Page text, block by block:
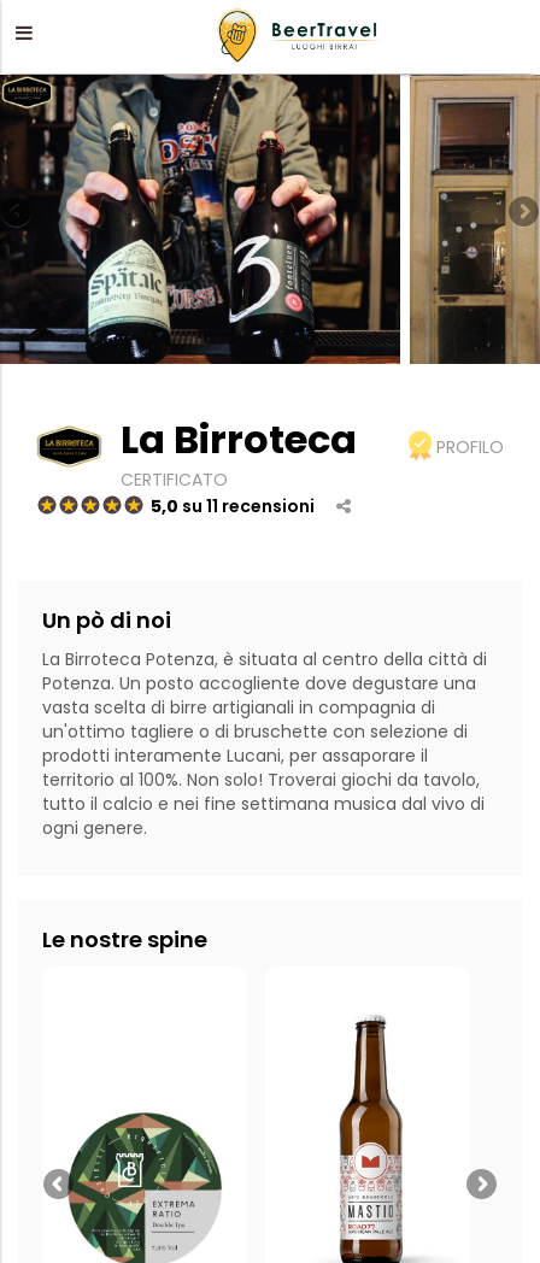
La Birroteca
PROFILO
CERTIFICATO
5,0 su 11 recensioni
Un pò di noi
La Birroteca Potenza, è situata al centro della città di
Potenza. Un posto accogliente dove degustare una
vasta scelta di birre artigianali in compagnia di
un'ottimo tagliere o di bruschette con selezione di
prodotti interamente Lucani, per assaporare il
territorio al 100%. Non solo! Troverai giochi da tavolo,
tutto il calcio e nei fine settimana musica dal vivo di
ogni genere.
Le nostre spine